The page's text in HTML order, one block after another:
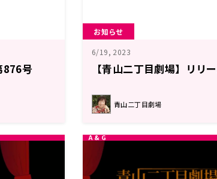
876号
お知らせ
6/19, 2023
【青山二丁目劇場】リリ
青山二丁目劇場